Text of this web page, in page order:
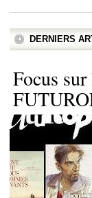
DERNIERS
Focus